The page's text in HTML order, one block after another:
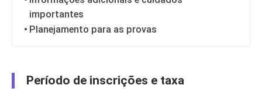
importantes
Planejamento para as provas
Período de inscrições e taxa